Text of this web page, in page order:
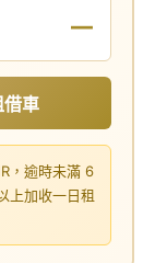
—
借車
，逾時未滿 6
上加收一日租